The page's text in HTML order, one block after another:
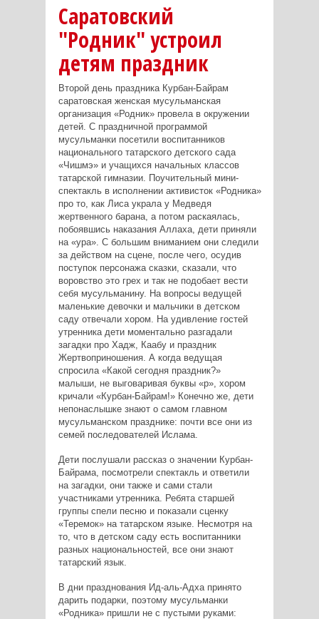
Саратовский
"Родник" устроил
детям праздник
Второй день праздника Курбан-Байрам
саратовская женская мусульманская
организация «Родник» провела в окружении
детей. С праздничной программой
мусульманки посетили воспитанников
национального татарского детского сада
«Чишмэ» и учащихся начальных классов
татарской гимназии. Поучительный мини-
спектакль в исполнении активисток «Родника»
про то, как Лиса украла у Медведя
жертвенного барана, а потом раскаялась,
побоявшись наказания Аллаха, дети приняли
на «ура». С большим вниманием они следили
за действом на сцене, после чего, осудив
поступок персонажа сказки, сказали, что
воровство это грех и так не подобает вести
себя мусульманину. На вопросы ведущей
маленькие девочки и мальчики в детском
саду отвечали хором. На удивление гостей
утренника дети моментально разгадали
загадки про Хадж, Каабу и праздник
Жертвоприношения. А когда ведущая
спросила «Какой сегодня праздник?»
малыши, не выговаривая буквы «р», хором
кричали «Курбан-Байрам!» Конечно же, дети
непонаслышке знают о самом главном
мусульманском празднике: почти все они из
семей последователей Ислама.
Дети послушали рассказ о значении Курбан-
Байрама, посмотрели спектакль и ответили
на загадки, они также и сами стали
участниками утренника. Ребята старшей
группы спели песню и показали сценку
«Теремок» на татарском языке. Несмотря на
то, что в детском саду есть воспитанники
разных национальностей, все они знают
татарский язык.
В дни празднования Ид-аль-Адха принято
дарить подарки, поэтому мусульманки
«Родника» пришли не с пустыми руками: